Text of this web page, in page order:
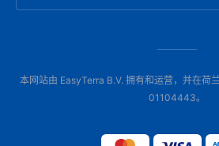
本网站由 EasyTerra B.V. 拥有和运营，并在荷
01104443。